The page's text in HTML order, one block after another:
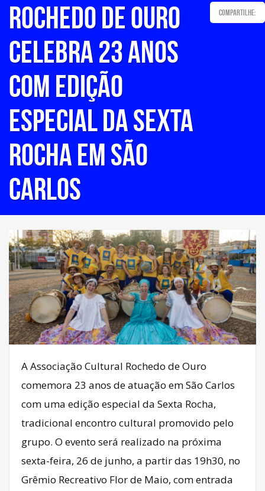
ROCHEDO DE OURO
CELEBRA 23 ANOS
COM EDIÇÃO
ESPECIAL DA SEXTA
ROCHA EM SÃO
CARLOS
Compartilhe:
A Associação Cultural Rochedo de Ouro
comemora 23 anos de atuação em São Carlos
com uma edição especial da Sexta Rocha,
tradicional encontro cultural promovido pelo
grupo. O evento será realizado na próxima
sexta-feira, 26 de junho, a partir das 19h30, no
Grêmio Recreativo Flor de Maio, com entrada